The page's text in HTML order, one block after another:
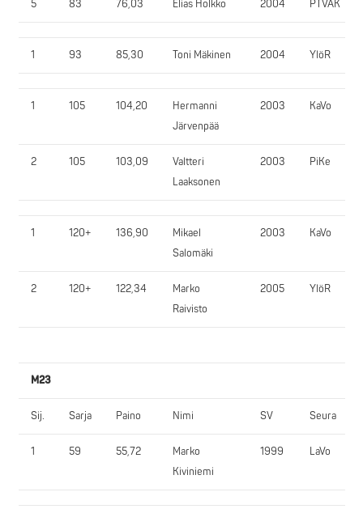
5 83 76,03 Elias Holkko 2004 PTVAK
1 93 85,30 Toni Mäkinen 2004 YlöR
1 105 104,20
Hermanni
Järvenpää
2003 KaVo
2 105 103,09
Valtteri
Laaksonen
2003 PiKe
1 120+ 136,90
Mikael
Salomäki
2003 KaVo
2 120+ 122,34
Marko
Raivisto
2005 YlöR
M23
Sij. Sarja Paino Nimi SV Seura
1 59 55,72
Marko
Kiviniemi
1999 LaVo